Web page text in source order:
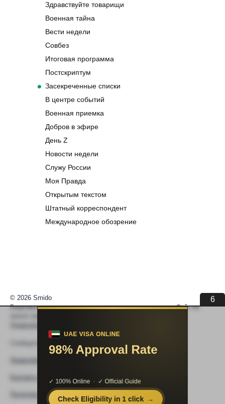
Здравствуйте товарищи
Военная тайна
Вести недели
Совбез
Итоговая программа
Постскриптум
Засекреченные списки
В центре событий
Военная приемка
Добров в эфире
День Z
Новости недели
Служу России
Моя Правда
Открытым текстом
Штатный корреспондент
Международное обозрение
6
© 2026 Smido
Видеоматериалы встраиваются из открытых источников. Сайт не
Видео не работает
Политика конфиденциальности